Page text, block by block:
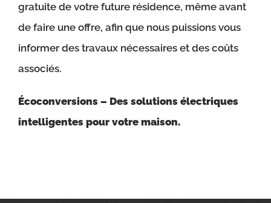
gratuite de votre future résidence, même avant
de faire une offre, afin que nous puissions vous
informer des travaux nécessaires et des coûts
associés.
Écoconversions – Des solutions électriques
intelligentes pour votre maison.